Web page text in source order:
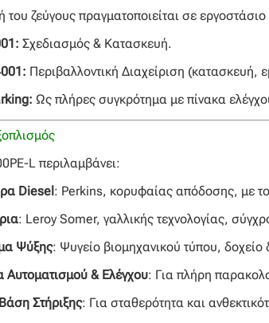
του ζεύγους πραγματοποιείται σε
Σχεδιασμός & Κατασκευή.
Περιβαλλοντική Διαχείριση (κατασκευή,
Ως πλήρες συγκρότημα με πίνακα
L περιλαμβάνει:
Diesel: Perkins, κορυφαίας απόδοσης, με
: Leroy Somer, γαλλικής τεχνολογίας,
Ψύξης: Ψυγείο βιομηχανικού τύπου, δοχείο
Αυτοματισμού & Ελέγχου: Για πλήρη
Στήριξης: Για σταθερότητα και